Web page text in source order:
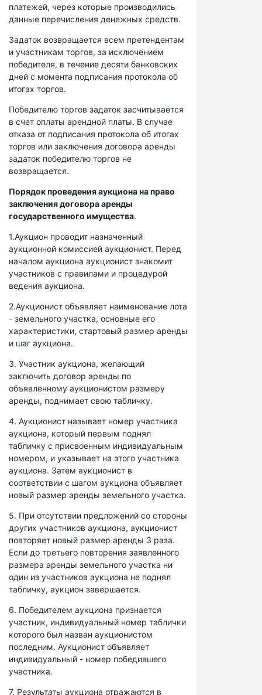
платежей, через которые производились
данные перечисления денежных средств.
Задаток возвращается всем претендентам
и участникам торгов, за исключением
победителя, в течение десяти банковских
дней с момента подписания протокола об
итогах торгов.
Победителю торгов задаток засчитывается
в счет оплаты арендной платы. В случае
отказа от подписания протокола об итогах
торгов или заключения договора аренды
задаток победителю торгов не
возвращается.
Порядок проведения аукциона на право
заключения договора аренды
государственного имущества.
1.Аукцион проводит назначенный
аукционной комиссией аукционист. Перед
началом аукциона аукционист знакомит
участников с правилами и процедурой
ведения аукциона.
2.Аукционист объявляет наименование лота
- земельного участка, основные его
характеристики, стартовый размер аренды
и шаг аукциона.
3. Участник аукциона, желающий
заключить договор аренды по
объявленному аукционистом размеру
аренды, поднимает свою табличку.
4. Аукционист называет номер участника
аукциона, который первым поднял
табличку с присвоенным индивидуальным
номером, и указывает на этого участника
аукциона. Затем аукционист в
соответствии с шагом аукциона объявляет
новый размер аренды земельного участка.
5. При отсутствии предложений со стороны
других участников аукциона, аукционист
повторяет новый размер аренды 3 раза.
Если до третьего повторения заявленного
размера аренды земельного участка ни
один из участников аукциона не поднял
табличку, аукцион завершается.
6. Победителем аукциона признается
участник, индивидуальный номер таблички
которого был назван аукционистом
последним. Аукционист объявляет
индивидуальный - номер победившего
участника.
7. Результаты аукциона отражаются в